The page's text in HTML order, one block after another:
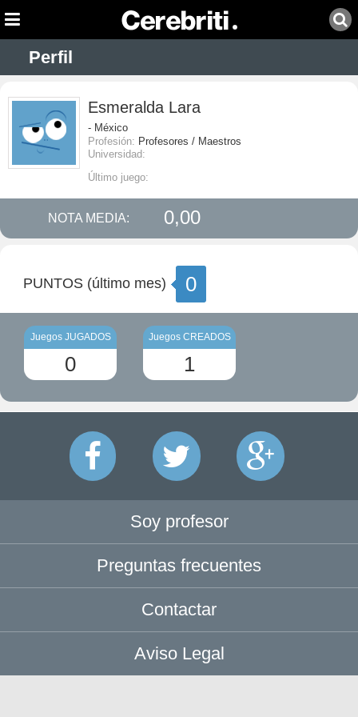
Perfil
Esmeralda Lara
- México
Profesión: Profesores / Maestros
Universidad:
Último juego:
NOTA MEDIA: 0,00
PUNTOS (último mes) 0
Juegos JUGADOS
0
Juegos CREADOS
1
Soy profesor
Preguntas frecuentes
Contactar
Aviso Legal